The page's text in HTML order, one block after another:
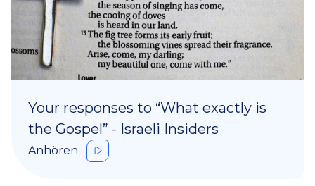
Your responses to “What exactly is
the Gospel” - Israeli Insiders
Anhören